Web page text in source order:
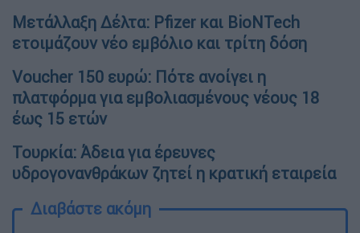
Μετάλλαξη Δέλτα: Pfizer και BioNTech
ετοιμάζουν νέο εμβόλιο και τρίτη δόση
Voucher 150 ευρώ: Πότε ανοίγει η
πλατφόρμα για εμβολιασμένους νέους 18
έως 15 ετών
Τουρκία: Άδεια για έρευνες
υδρογονανθράκων ζητεί η κρατική εταιρεία
Διαβάστε ακόμη